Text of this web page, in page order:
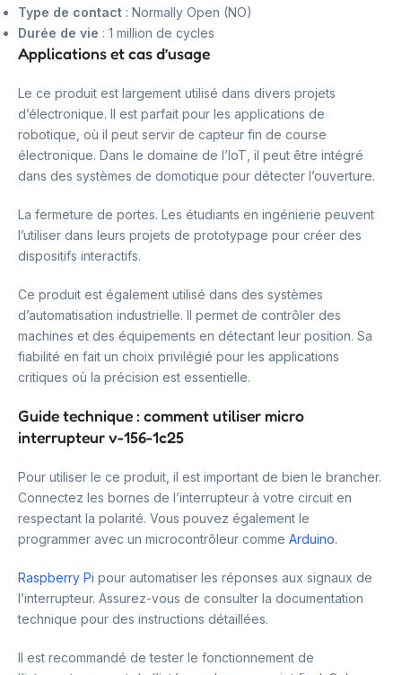
Type de contact : Normally Open (NO)
Durée de vie : 1 million de cycles
Applications et cas d’usage
Le ce produit est largement utilisé dans divers projets
d’électronique. Il est parfait pour les applications de
robotique, où il peut servir de capteur fin de course
électronique. Dans le domaine de l’IoT, il peut être intégré
dans des systèmes de domotique pour détecter l’ouverture.
La fermeture de portes. Les étudiants en ingénierie peuvent
l’utiliser dans leurs projets de prototypage pour créer des
dispositifs interactifs.
Ce produit est également utilisé dans des systèmes
d’automatisation industrielle. Il permet de contrôler des
machines et des équipements en détectant leur position. Sa
fiabilité en fait un choix privilégié pour les applications
critiques où la précision est essentielle.
Guide technique : comment utiliser micro
interrupteur v-156-1c25
Pour utiliser le ce produit, il est important de bien le brancher.
Connectez les bornes de l’interrupteur à votre circuit en
respectant la polarité. Vous pouvez également le
programmer avec un microcontrôleur comme Arduino.
Raspberry Pi pour automatiser les réponses aux signaux de
l’interrupteur. Assurez-vous de consulter la documentation
technique pour des instructions détaillées.
Il est recommandé de tester le fonctionnement de